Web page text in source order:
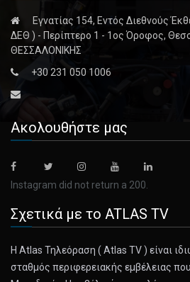
Εγνατίας 154, Εντός Διεθνούς
ΔΕΘ ) - Περίπτερο 1 - 1ος Όροφος,
ΘΕΣΣΑΛΟΝΙΚΗΣ
+30 231 050 1006
Ακολουθήστε μας
Instagram did not return a 200.
Σχετικά με το ATLAS TV
Η Atlas Τηλεόραση ( Atlas TV ) είναι
σταθμός περιφερειακής εμβέλειας